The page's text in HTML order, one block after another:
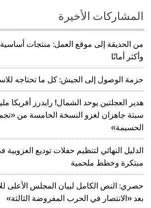
المشاركات الأخيرة
من الحديقة إلى موقع العمل: منتجات
وأكثر أمانًا
حزمة الوصول إلى الجيش: كل ما تحتاجه
هدير العجلتين يوحد الشمال! رايدرز أفريكا
سبتة جاهزان لغزو النسخة الخامسة من
الحسيمة»
الدليل النهائي لتنظيم حفلات توديع العزوبية
مبتكرة وخطط ملحمية
حصري: النص الكامل لبيان المجلس الأعلى
بعد «الانتصار في الحرب المفروضة الثالثة»